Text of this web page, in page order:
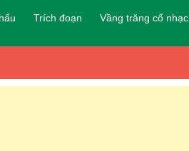
Trích đoạn Vầng trăng cổ nhạc